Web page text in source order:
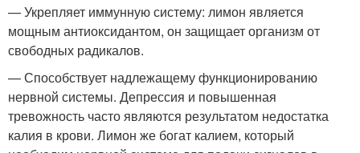
— Укрепляет иммунную систему: лимон является
мощным антиоксидантом, он защищает организм от
свободных радикалов.
— Способствует надлежащему функционированию
нервной системы. Депрессия и повышенная
тревожность часто являются результатом недостатка
калия в крови. Лимон же богат калием, который